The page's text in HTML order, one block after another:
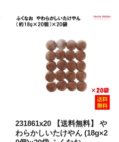
231861x20 【送料無料】 や
わらかしいたけやん (18g×2